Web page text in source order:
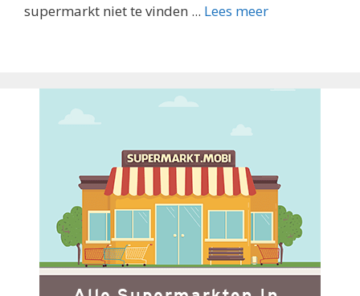
supermarkt niet te vinden ... Lees meer